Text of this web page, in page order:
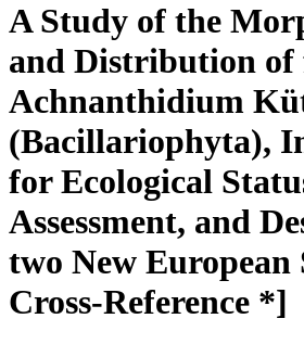
A Study of the
and Distribution of
Achnanthidium
(Bacillariophyta),
for Ecological
Assessment, and
two New European
Cross-Reference *]